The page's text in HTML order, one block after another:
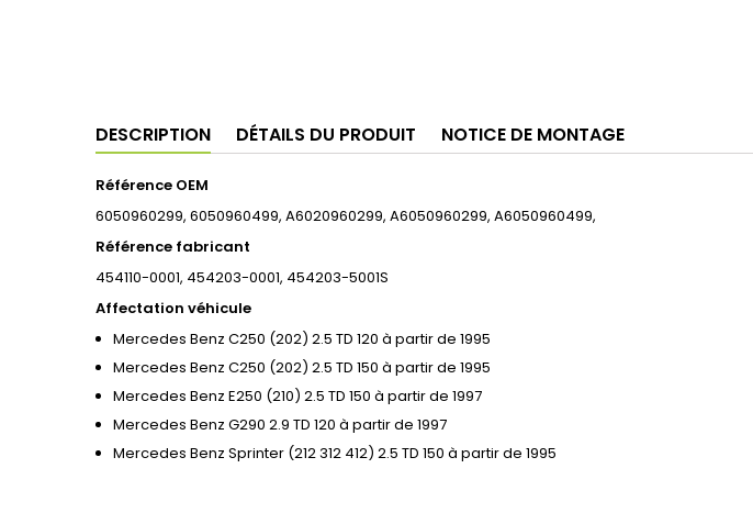
DESCRIPTION DÉTAILS DU PRODUIT NOTICE DE MONTAGE
Référence OEM
6050960299, 6050960499, A6020960299, A6050960299, A6050960499,
Référence fabricant
454110-0001, 454203-0001, 454203-5001S
Affectation véhicule
Mercedes Benz C250 (202) 2.5 TD 120 à partir de 1995
Mercedes Benz C250 (202) 2.5 TD 150 à partir de 1995
Mercedes Benz E250 (210) 2.5 TD 150 à partir de 1997
Mercedes Benz G290 2.9 TD 120 à partir de 1997
Mercedes Benz Sprinter (212 312 412) 2.5 TD 150 à partir de 1995